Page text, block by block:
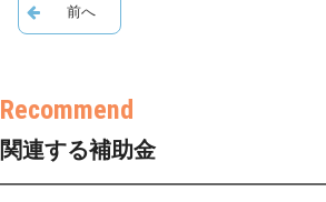
関連する補助金